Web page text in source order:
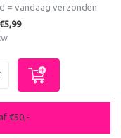
= vandaag verzonden
€5,99
& BE